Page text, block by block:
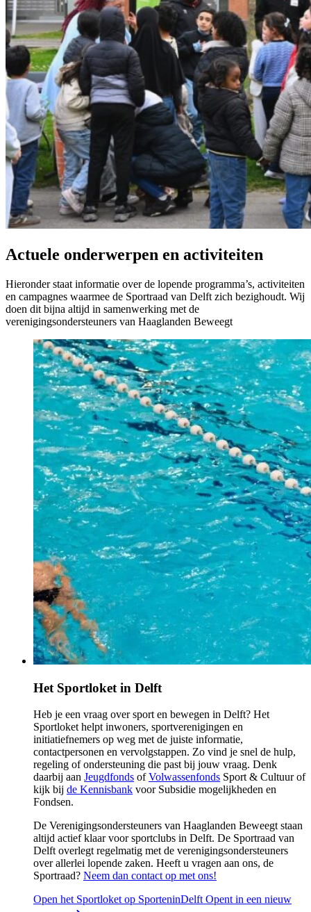
Actuele onderwerpen en activiteiten
Hieronder staat informatie over de lopende programma’s, activiteiten
en campagnes waarmee de Sportraad van Delft zich bezighoudt. Wij
doen dit bijna altijd in samenwerking met de
verenigingsondersteuners van Haaglanden Beweegt
Het Sportloket in Delft
Heb je een vraag over sport en bewegen in Delft? Het
Sportloket helpt inwoners, sportverenigingen en
initiatiefnemers op weg met de juiste informatie,
contactpersonen en vervolgstappen. Zo vind je snel de hulp,
regeling of ondersteuning die past bij jouw vraag. Denk
daarbij aan Jeugdfonds ofVolwassenfonds Sport & Cultuur of
kijk bij de Kennisbank voor Subsidie mogelijkheden en
Fondsen.
De Verenigingsondersteuners van Haaglanden Beweegt staan
altijd actief klaar voor sportclubs in Delft. De Sportraad van
Delft overlegt regelmatig met de verenigingsondersteuners
over allerlei lopende zaken. Heeft u vragen aan ons, de
Sportraad? Neem dan contact op met ons!
Open het Sportloket op SporteninDelft Opent in een nieuw